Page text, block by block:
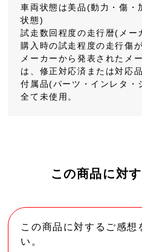
車両状態は美品(動力・傷・
状態)
試走数回程度の走行暦(メー
購入時の試走程度の走行傷
メーカーから発表されたメ
は、修正対応済または対応
付属品(パーツ・インレタ・
全て未使用。
この商品に対
この商品に対するご感想
い。